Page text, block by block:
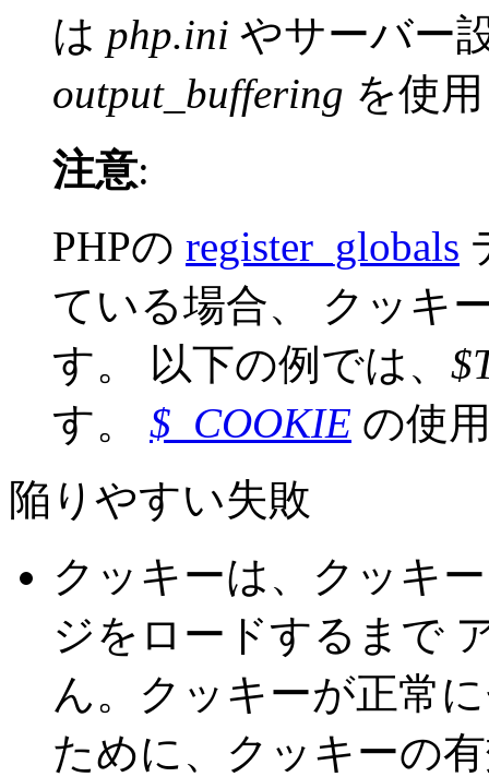
は php.ini やサーバー
output_buffering を使
注意:
PHPの register_globals
ている場合、 クッキ
す。 以下の例では、
す。 $_COOKIE の使
陥りやすい失敗
クッキーは、クッキ
ジをロードするまで
ん。クッキーが正常
ために、クッキーの